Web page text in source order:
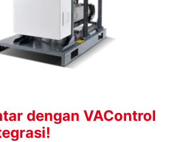
dengan VAControl